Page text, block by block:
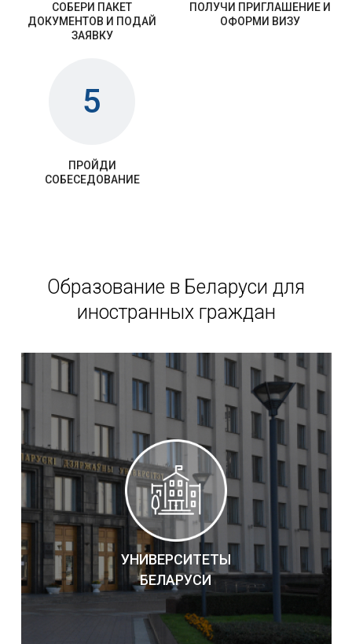
СОБЕРИ ПАКЕТ
ДОКУМЕНТОВ И ПОДАЙ
ЗАЯВКУ
ПОЛУЧИ ПРИГЛАШЕНИЕ И
ОФОРМИ ВИЗУ
5
ПРОЙДИ
СОБЕСЕДОВАНИЕ
Образование в Беларуси для
иностранных граждан
УНИВЕРСИТЕТЫ
БЕЛАРУСИ